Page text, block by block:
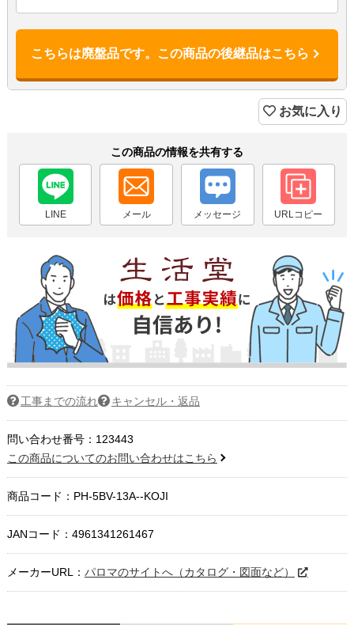
こちらは廃盤品です。この商品の後継品はこちら
お気に入り
この商品の情報を共有する
LINE メール メッセージ URLコピー
工事までの流れ キャンセル・返品
問い合わせ番号：123443
この商品についてのお問い合わせはこちら
商品コード： PH-5BV-13A--KOJI
JANコード：4961341261467
メーカーURL： パロマのサイトへ（カタログ・図面など）